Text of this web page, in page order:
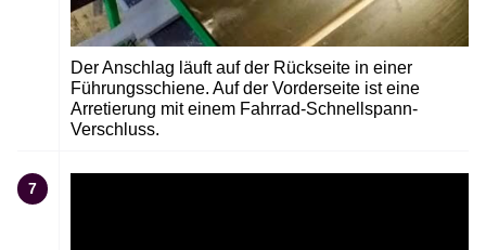
Der Anschlag läuft auf der Rückseite in einer
Führungsschiene. Auf der Vorderseite ist eine
Arretierung mit einem Fahrrad-Schnellspann-
Verschluss.
7